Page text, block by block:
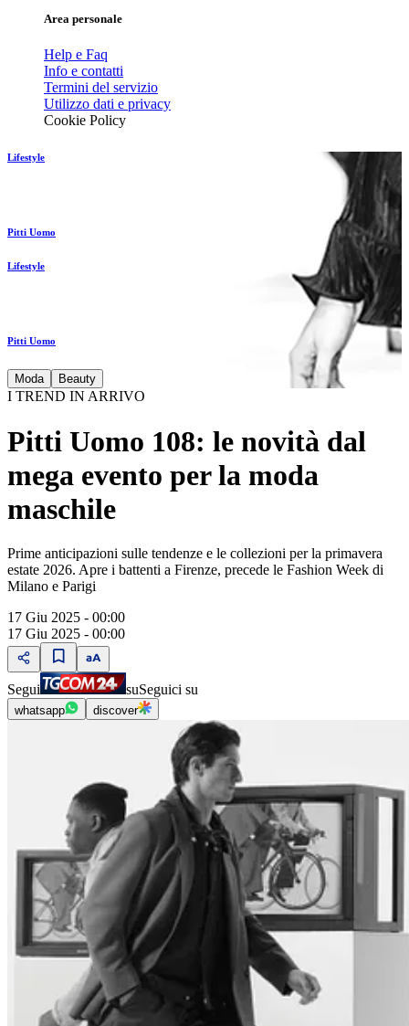
Area personale
Help e Faq
Info e contatti
Termini del servizio
Utilizzo dati e privacy
Cookie Policy
Lifestyle
Pitti Uomo
Lifestyle
Pitti Uomo
Moda Beauty
I TREND IN ARRIVO
Pitti Uomo 108: le novità dal
mega evento per la moda
maschile
Prime anticipazioni sulle tendenze e le collezioni per la primavera
estate 2026. Apre i battenti a Firenze, precede le Fashion Week di
Milano e Parigi
17 Giu 2025 - 00:00
17 Giu 2025 - 00:00
Segui suSeguici su
whatsapp discover